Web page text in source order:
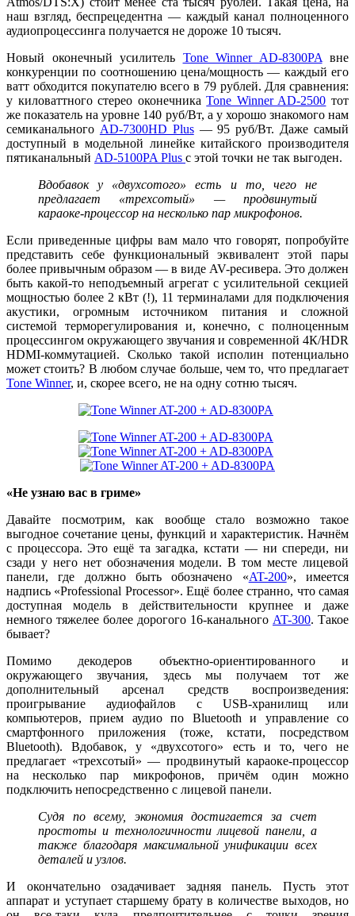
наш взгляд, беспрецедентна — каждый канал полноценного
аудиопроцессинга получается не дороже 10 тысяч.
Новый оконечный усилитель Tone Winner AD-8300PAвне
конкуренции по соотношению цена/мощность — каждый его
ватт обходится покупателю всего в 79 рублей. Для сравнения:
у киловаттного стерео оконечникаTone Winner AD-2500 тот
же показатель на уровне 140 руб/Вт, а у хорошо знакомого нам
семиканального AD-7300HD Plus— 95 руб/Вт. Даже самый
доступный в модельной линейке китайского производителя
пятиканальный AD-5100PA Plus с этой точки не так выгоден.
Вдобавок у «двухсотого» есть и то, чего не
предлагает «трехсотый» — продвинутый
караоке-процессор на несколько пар микрофонов.
Если приведенные цифры вам мало что говорят, попробуйте
представить себе функциональный эквивалент этой пары
более привычным образом — в виде AV-ресивера. Это должен
быть какой-то неподъемный агрегат с усилительной секцией
мощностью более 2 кВт (!), 11 терминалами для подключения
акустики, огромным источником питания и сложной
системой терморегулирования и, конечно, с полноценным
процессингом окружающего звучания и современной 4К/HDR
HDMI-коммутацией. Сколько такой исполин потенциально
может стоить? В любом случае больше, чем то, что предлагает
Tone Winner, и, скорее всего, не на одну сотню тысяч.
«Не узнаю вас в гриме»
Давайте посмотрим, как вообще стало возможно такое
выгодное сочетание цены, функций и характеристик. Начнём
с процессора. Это ещё та загадка, кстати — ни спереди, ни
сзади у него нет обозначения модели. В том месте лицевой
панели, где должно быть обозначено «AT-200», имеется
надпись «Professional Processor». Ещё более странно, что самая
доступная модель в действительности крупнее и даже
немного тяжелее более дорогого 16-канального AT-300. Такое
бывает?
Помимо декодеров объектно-ориентированного и
окружающего звучания, здесь мы получаем тот же
дополнительный арсенал средств воспроизведения:
проигрывание аудиофайлов c USB-хранилищ или
компьютеров, прием аудио по Bluetooth и управление со
смартфонного приложения (тоже, кстати, посредством
Bluetooth). Вдобавок, у «двухсотого» есть и то, чего не
предлагает «трехсотый» — продвинутый караоке-процессор
на несколько пар микрофонов, причём один можно
подключить непосредственно с лицевой панели.
Судя по всему, экономия достигается за счет
простоты и технологичности лицевой панели, а
также благодаря максимальной унификации всех
деталей и узлов.
И окончательно озадачивает задняя панель. Пусть этот
аппарат и уступает старшему брату в количестве выходов, но